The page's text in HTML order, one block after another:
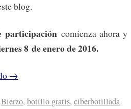
blog.
participacióncomienza ahora
8 de enero de 2016.
→
Bierzo, botillo gratis, ciberbotillada